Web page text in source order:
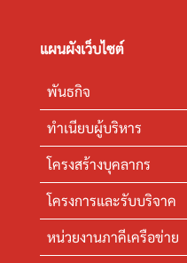
แผนผังเว็บไซต์
พันธกิจ
ทำเนียบผู้บริหาร
โครงสร้างบุคลากร
โครงการและรับบริจาค
หน่วยงานภาคีเครือข่าย